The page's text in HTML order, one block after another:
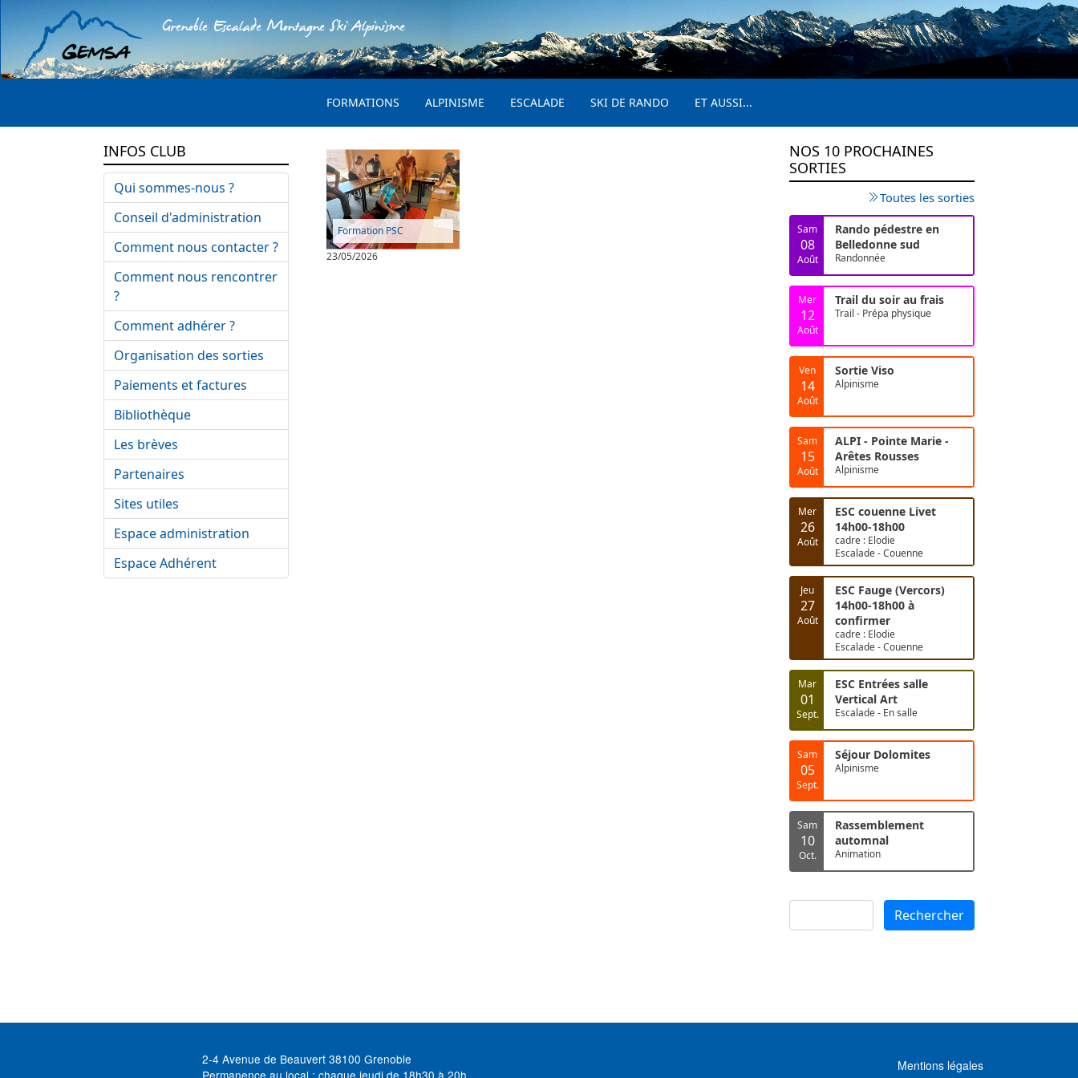
Aller au contenu principal
Grenoble Escalade Montagne Ski Alpinisme
FORMATIONS ALPINISME ESCALADE SKI DE RANDO ET AUSSI...
Formation PSC
23/05/2026
INFOS CLUB
Qui sommes-nous ?
Conseil d'administration
Comment nous contacter ?
Comment nous rencontrer
?
Comment adhérer ?
Organisation des sorties
Paiements et factures
Bibliothèque
Les brèves
Partenaires
Sites utiles
Espace administration
Espace Adhérent
NOS 10 PROCHAINES
SORTIES
Toutes les sorties
Sam
08
Août
Rando pédestre en
Belledonne sud
Randonnée
Mer
12
Août
Trail du soir au frais
Trail - Prépa physique
Ven
14
Août
Sortie Viso
Alpinisme
Sam
15
Août
ALPI - Pointe Marie -
Arêtes Rousses
Alpinisme
Mer
26
Août
ESC couenne Livet
14h00-18h00
cadre : Elodie
Escalade - Couenne
Jeu
27
Août
ESC Fauge (Vercors)
14h00-18h00 à
confirmer
cadre : Elodie
Escalade - Couenne
Mar
01
Sept.
ESC Entrées salle
Vertical Art
Escalade - En salle
Sam
05
Sept.
Séjour Dolomites
Alpinisme
Sam
10
Oct.
Rassemblement
automnal
Animation
Rechercher Rechercher
2-4 Avenue de Beauvert 38100 Grenoble
Permanence au local : chaque jeudi de 18h30 à 20h
Mentions légales